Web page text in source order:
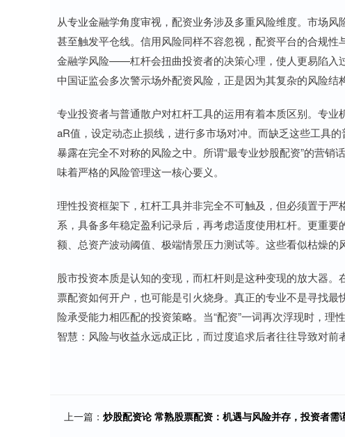
从专业金融学角度审视，配资业务涉及多重风险维度。市场
甚至触发平仓线。信用风险同样不容忽视，配资平台的合规
金融学风险——杠杆会扭曲投资者的决策心理，使人更易陷入
中国证监会多次警示场外配资风险，正是因为其复杂的风险结
专业投资者与普通散户对杠杆工具的运用有着本质区别。专
aR值，设定动态止损线，进行多市场对冲。而缺乏这些工具
暴露在完全不对称的风险之中。所谓“最专业炒股配资”的营销
味着严格的风险管理这一核心要义。
理性投资框架下，杠杆工具并非完全不可触及，但必须置于
系，具备多年稳定盈利记录后，再考虑适度使用杠杆。更重
额、总资产波动阈值、极端情景压力测试等。这些看似枯燥的
股市投资本质是认知的变现，而杠杆则是这种变现的放大器
票配资如何开户，也可能是引火烧身。真正的专业不是寻找
险承受能力相匹配的投资策略。当“配资”一词再次浮现时，
智慧：风险与收益永远成正比，而过度追求后者往往导致对前
上一篇： 炒股配资论 常熟股票配资：机遇与风险并存，投资者需